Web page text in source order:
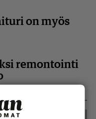
on myös
remontointi